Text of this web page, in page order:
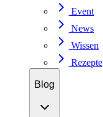
Event
News
Wissen
Rezepte
Blog